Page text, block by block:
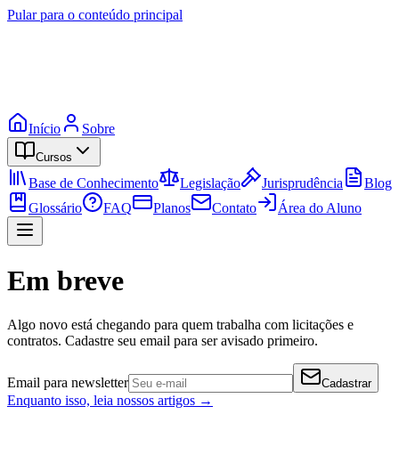
Pular para o conteúdo principal
Início Sobre
Cursos
Base de Conhecimento Legislação Jurisprudência
Blog
Glossário
FAQ Planos Contato Área do Aluno
Em breve
Algo novo está chegando para quem trabalha com licitações e
contratos. Cadastre seu email para ser avisado primeiro.
Email para newsletter Cadastrar
Enquanto isso, leia nossos artigos →